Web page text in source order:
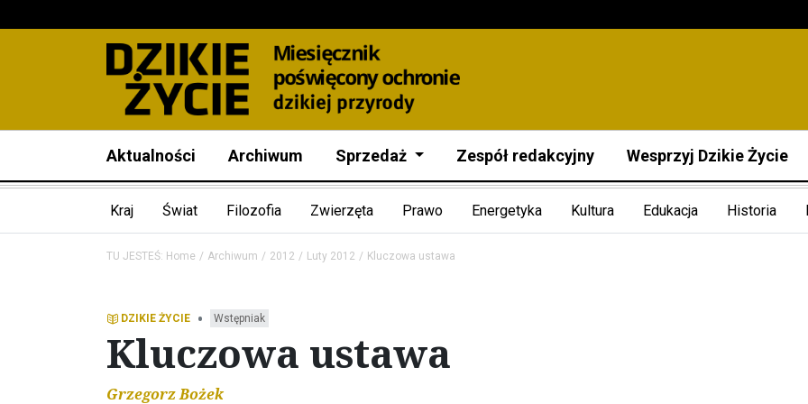
Aktualności Archiwum Sprzedaż Zespół redakcyjny Wesprzyj Dzikie Życie
Kraj Świat Filozofia Zwierzęta Prawo Energetyka Kultura Edukacja Historia
TU JESTEŚ: Home Archiwum 2012 Luty 2012 Kluczowa ustawa
DZIKIE ŻYCIE • Wstępniak
Kluczowa ustawa
Grzegorz Bożek